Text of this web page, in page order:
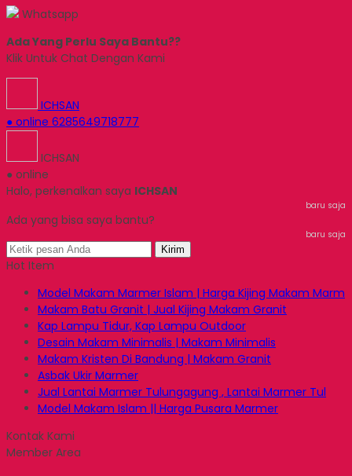
Whatsapp
Ada Yang Perlu Saya Bantu??
Klik Untuk Chat Dengan Kami
ICHSAN
● online 6285649718777
ICHSAN
● online
Halo, perkenalkan saya ICHSAN
baru saja
Ada yang bisa saya bantu?
baru saja
Kirim
Hot Item
Model Makam Marmer Islam | Harga Kijing Makam Marm
Makam Batu Granit | Jual Kijing Makam Granit
Kap Lampu Tidur, Kap Lampu Outdoor
Desain Makam Minimalis | Makam Minimalis
Makam Kristen Di Bandung | Makam Granit
Asbak Ukir Marmer
Jual Lantai Marmer Tulungagung , Lantai Marmer Tul
Model Makam Islam || Harga Pusara Marmer
Kontak Kami
Member Area